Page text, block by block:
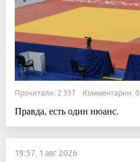
Прочитали: 2 337 Комментарии: 0
Правда, есть один нюанс.
19:57, 1 авг 2026